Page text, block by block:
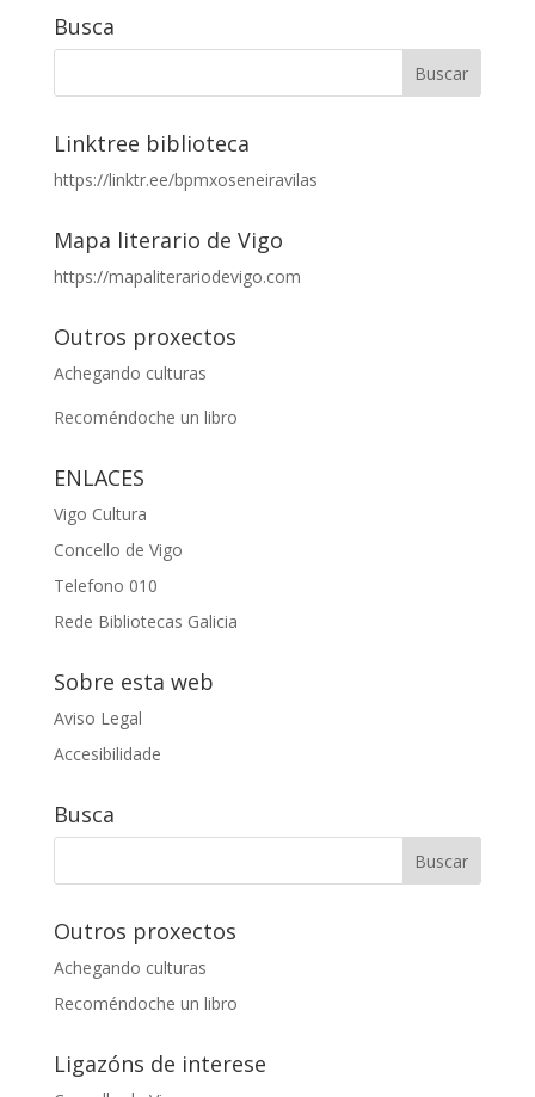
Busca
Linktree biblioteca
https://linktr.ee/bpmxoseneiravilas
Mapa literario de Vigo
https://mapaliterariodevigo.com
Outros proxectos
Achegando culturas
Recoméndoche un libro
ENLACES
Vigo Cultura
Concello de Vigo
Telefono 010
Rede Bibliotecas Galicia
Sobre esta web
Aviso Legal
Accesibilidade
Busca
Outros proxectos
Achegando culturas
Recoméndoche un libro
Ligazóns de interese